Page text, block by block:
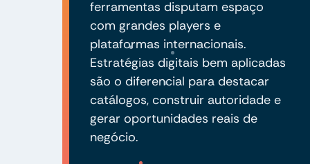
ferramentas disputam espaço
com grandes players e
plataformas internacionais.
Estratégias digitais bem aplicadas
são o diferencial para destacar
catálogos, construir autoridade e
gerar oportunidades reais de
negócio.